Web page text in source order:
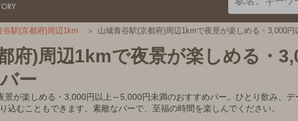
谷駅(京都府)周辺1km 山城青谷駅(京都府)周辺1kmで夜景が楽しめる・3,000
府)周辺1kmで夜景が楽しめる・
ー
景が楽しめる・3,000円以上～5,000円未満のおすすめバー。ひとり飲み、
込むこともできます。素敵なバーで、至福の時間を楽しんでください。